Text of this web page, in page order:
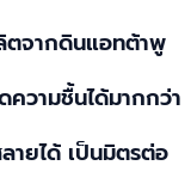
จากดินแอทต้าพู
วามชื้นได้มากกว่า
ายได้ เป็นมิตรต่อ